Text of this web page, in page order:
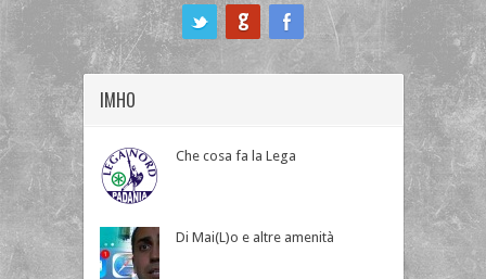
IMHO
Che cosa fa la Lega
Di Mai(L)o e altre amenità